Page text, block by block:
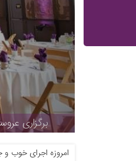
برگزاری
امروزه اجرای خوب